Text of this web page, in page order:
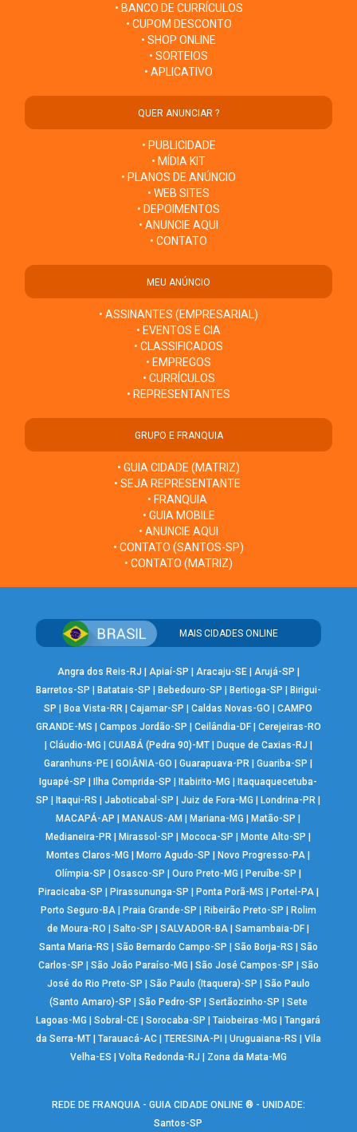
• BANCO DE CURRÍCULOS
• CUPOM DESCONTO
• SHOP ONLINE
• SORTEIOS
• APLICATIVO
QUER ANUNCIAR ?
• PUBLICIDADE
• MÍDIA KIT
• PLANOS DE ANÚNCIO
• WEB SITES
• DEPOIMENTOS
• ANUNCIE AQUI
• CONTATO
MEU ANÚNCIO
• ASSINANTES (EMPRESARIAL)
• EVENTOS E CIA
• CLASSIFICADOS
• EMPREGOS
• CURRÍCULOS
• REPRESENTANTES
GRUPO E FRANQUIA
• GUIA CIDADE (MATRIZ)
• SEJA REPRESENTANTE
• FRANQUIA
• GUIA MOBILE
• ANUNCIE AQUI
• CONTATO (SANTOS-SP)
• CONTATO (MATRIZ)
MAIS CIDADES ONLINE
Angra dos Reis-RJ | Apiaí-SP | Aracaju-SE| Arujá-SP |
Barretos-SP | Batatais-SP | Bebedouro-SP | Bertioga-SP | Birigui-
SP |Boa Vista-RR |Cajamar-SP |Caldas Novas-GO |CAMPO
GRANDE-MS | Campos Jordão-SP | Ceilândia-DF| Cerejeiras-RO
| Cláudio-MG | CUIABÁ (Pedra 90)-MT| Duque de Caxias-RJ |
Garanhuns-PE |GOIÂNIA-GO |Guarapuava-PR |Guariba-SP |
Iguapé-SP |Ilha Comprida-SP |Itabirito-MG |Itaquaquecetuba-
SP |Itaqui-RS |Jaboticabal-SP |Juiz de Fora-MG |Londrina-PR |
MACAPÁ-AP |MANAUS-AM |Mariana-MG |Matão-SP |
Medianeira-PR |Mirassol-SP |Mococa-SP |Monte Alto-SP |
Montes Claros-MG |Morro Agudo-SP |Novo Progresso-PA |
Olímpia-SP |Osasco-SP |Ouro Preto-MG |Peruíbe-SP |
Piracicaba-SP | Pirassununga-SP | Ponta Porã-MS | Portel-PA|
Porto Seguro-BA| Praia Grande-SP | Ribeirão Preto-SP | Rolim
de Moura-RO |Salto-SP |SALVADOR-BA |Samambaia-DF |
Santa Maria-RS | São Bernardo Campo-SP | São Borja-RS | São
Carlos-SP | São João Paraíso-MG | São José Campos-SP | São
José do Rio Preto-SP | São Paulo (Itaquera)-SP | São Paulo
(Santo Amaro)-SP | São Pedro-SP | Sertãozinho-SP | Sete
Lagoas-MG |Sobral-CE |Sorocaba-SP |Taiobeiras-MG |Tangará
da Serra-MT| Tarauacá-AC| TERESINA-PI | Uruguaiana-RS | Vila
Velha-ES | Volta Redonda-RJ | Zona da Mata-MG
REDE DE FRANQUIA - GUIA CIDADE ONLINE ® - UNIDADE:
Santos-SP